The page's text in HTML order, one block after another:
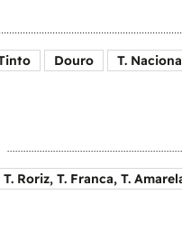
Douro T.
T. Roriz, T. Franca, T.